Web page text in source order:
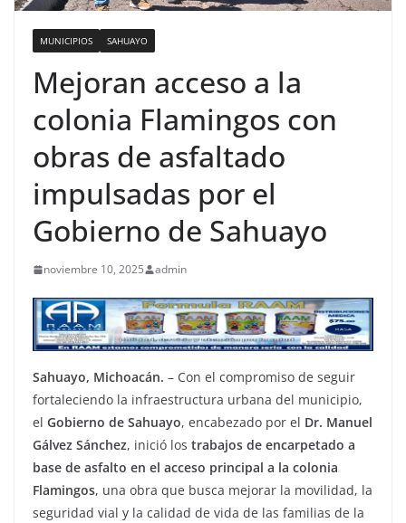
MUNICIPIOS SAHUAYO
Mejoran acceso a la
colonia Flamingos con
obras de asfaltado
impulsadas por el
Gobierno de Sahuayo
noviembre 10, 2025 admin
Sahuayo, Michoacán. – Con el compromiso de seguir
fortaleciendo la infraestructura urbana del municipio,
el Gobierno de Sahuayo, encabezado por el Dr. Manuel
Gálvez Sánchez, inició los trabajos de encarpetado a
base de asfalto en el acceso principal a la colonia
Flamingos, una obra que busca mejorar la movilidad, la
seguridad vial y la calidad de vida de las familias de la